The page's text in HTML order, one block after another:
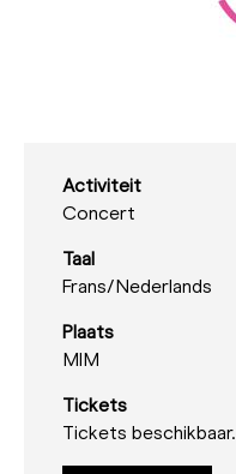
Activiteit
Concert
Taal
Frans/Nederlands
Plaats
MIM
Tickets
Tickets beschikbaar.